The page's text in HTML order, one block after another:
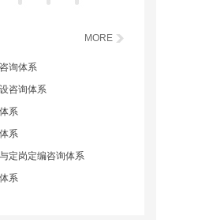
MORE
询体系
咨询体系
系
系
定岗定编咨询体系
系